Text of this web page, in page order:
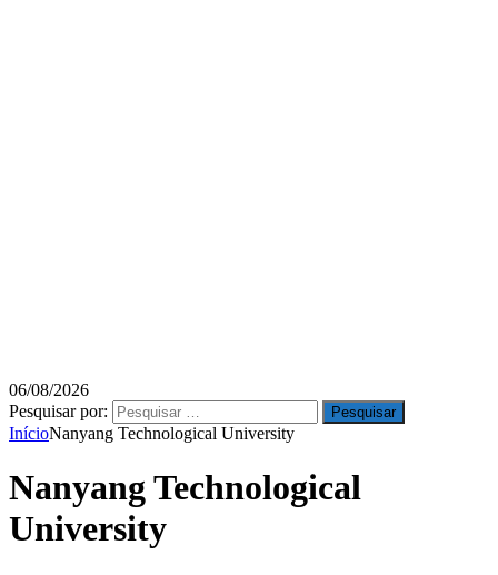
06/08/2026
Pesquisar por:
InícioNanyang Technological University
Nanyang Technological
University